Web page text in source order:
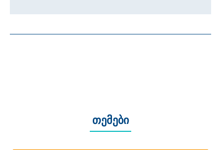
თემები